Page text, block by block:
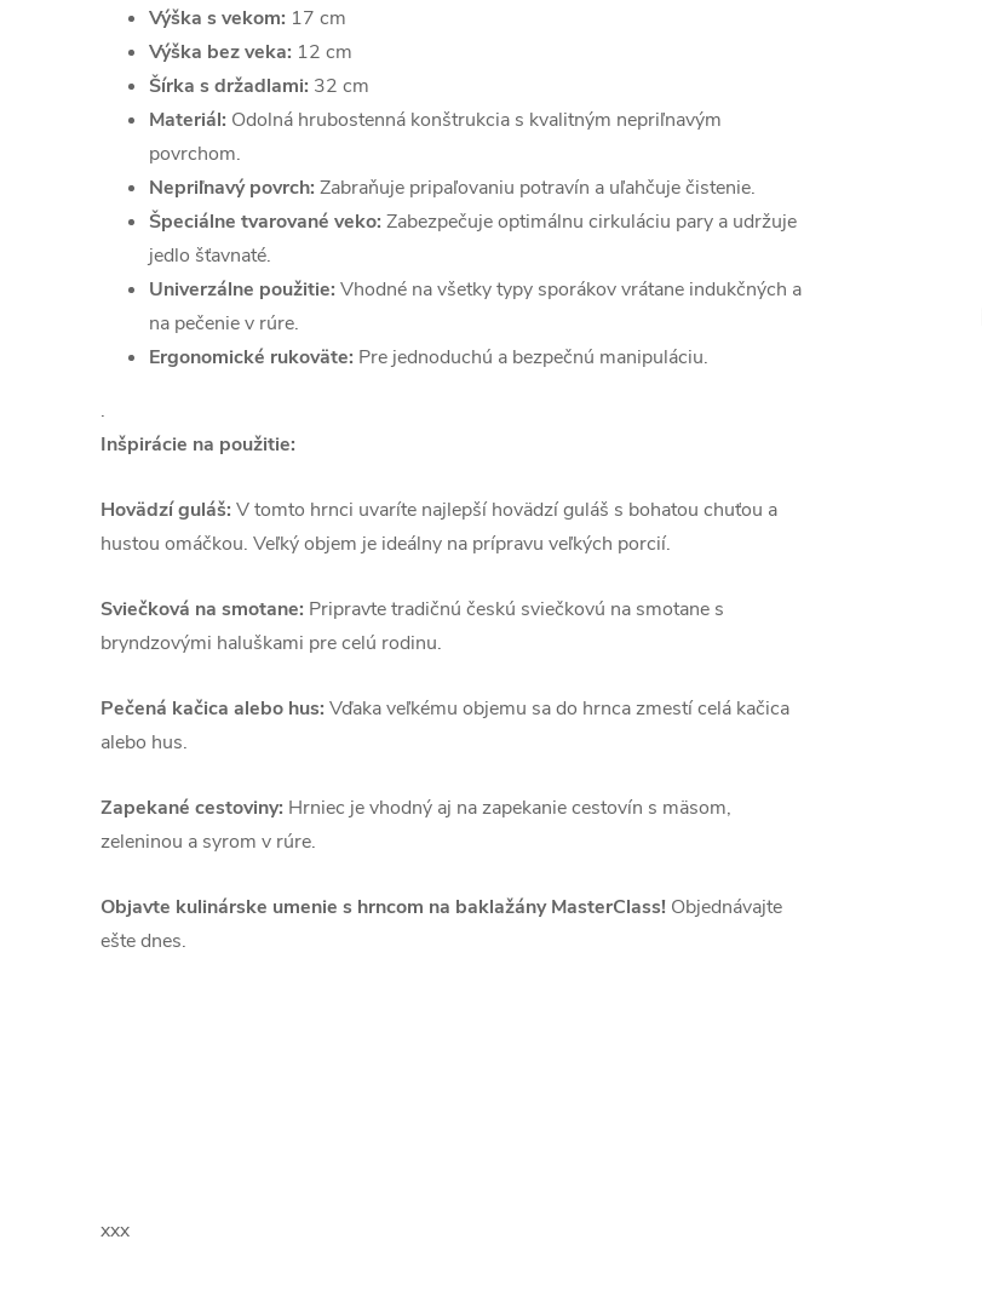
Výška s vekom: 17 cm
Výška bez veka: 12 cm
Šírka s držadlami: 32 cm
Materiál: Odolná hrubostenná konštrukcia s kvalitným nepriľnavým
povrchom.
Nepriľnavý povrch: Zabraňuje pripaľovaniu potravín a uľahčuje čistenie.
Špeciálne tvarované veko: Zabezpečuje optimálnu cirkuláciu pary a udržuje
jedlo šťavnaté.
Univerzálne použitie: Vhodné na všetky typy sporákov vrátane indukčných a
na pečenie v rúre.
Ergonomické rukoväte: Pre jednoduchú a bezpečnú manipuláciu.
.
Inšpirácie na použitie:
Hovädzí guláš: V tomto hrnci uvaríte najlepší hovädzí guláš s bohatou chuťou a
hustou omáčkou. Veľký objem je ideálny na prípravu veľkých porcií.
Sviečková na smotane: Pripravte tradičnú českú sviečkovú na smotane s
bryndzovými haluškami pre celú rodinu.
Pečená kačica alebo hus: Vďaka veľkému objemu sa do hrnca zmestí celá kačica
alebo hus.
Zapekané cestoviny: Hrniec je vhodný aj na zapekanie cestovín s mäsom,
zeleninou a syrom v rúre.
Objavte kulinárske umenie s hrncom na baklažány MasterClass! Objednávajte
ešte dnes.
xxx